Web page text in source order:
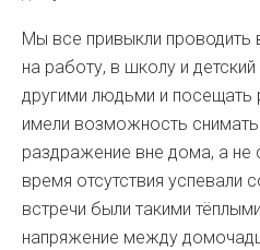
Мы все привыкли проводить
на работу, в школу и
другими людьми и
имели возможность
раздражение вне дома, а
время отсутствия успевали
встречи были такими
напряжение между